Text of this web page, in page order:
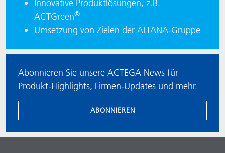
Innovative Produktlösungen, z.B.
ACTGreen®
Umsetzung von Zielen der ALTANA-Gruppe
Abonnieren Sie unsere ACTEGA News für
Produkt-Highlights, Firmen-Updates und mehr.
ABONNIEREN